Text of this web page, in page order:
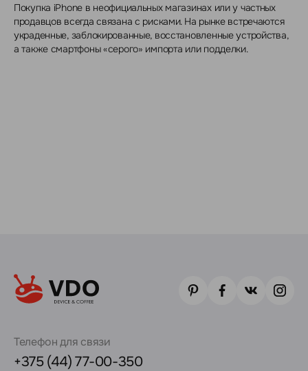
Покупка iPhone в неофициальных магазинах или у частных
продавцов всегда связана с рисками. На рынке встречаются
украденные, заблокированные, восстановленные устройства,
а также смартфоны «серого» импорта или подделки.
Телефон для связи
+375 (44) 77-00-350